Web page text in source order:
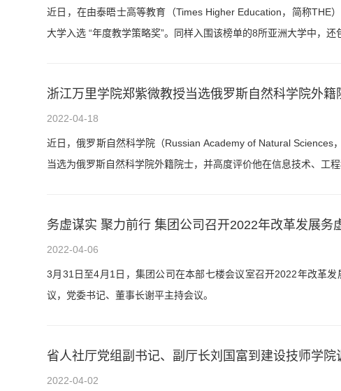
近日，在由泰晤士高等教育（Times Higher Education，简称THE
大学入选 “年度教学策略奖”。同样入围该榜单的8所亚洲大学中，
浙江万里学院郑紫微教授当选俄罗斯自然科学院外籍
2022-04-18
近日，俄罗斯自然科学院（Russian Academy of Natural Sciences
当选为俄罗斯自然科学院外籍院士，并高度评价他在信息技术、工
务虚谋实 聚力前行 集团公司召开2022年改革发展务
2022-04-06
3月31日至4月1日，集团公司在本部七楼会议室召开2022年改革
议，党委书记、董事长谢平主持会议。
省人社厅党组副书记、副厅长刘国富到建设技师学院
2022-04-02